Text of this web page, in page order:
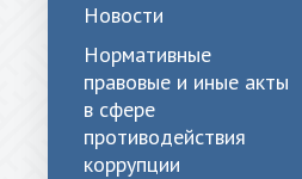
Новости
Нормативные
правовые и иные акты
в сфере
противодействия
коррупции